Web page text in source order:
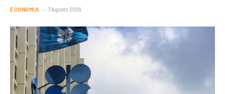
ECONOMIA 7 Agosto 2026